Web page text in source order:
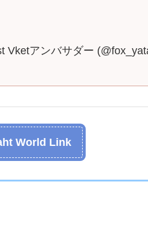
アンバサダー
World Link